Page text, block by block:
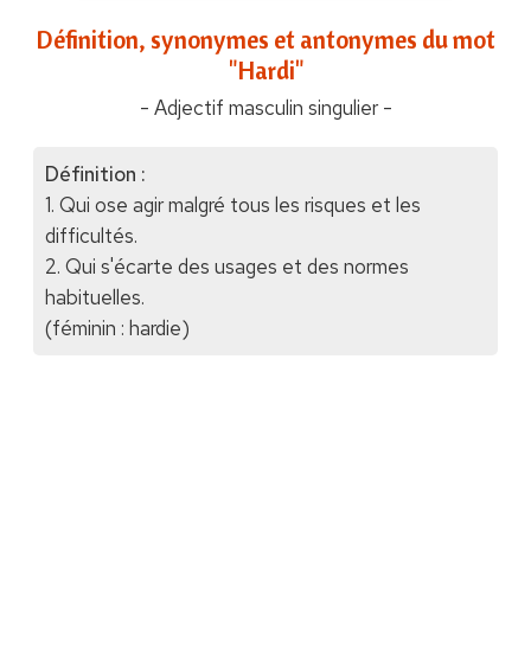
Définition, synonymes et antonymes du mot
"Hardi"
- Adjectif masculin singulier -
Définition :
1. Qui ose agir malgré tous les risques et les
difficultés.
2. Qui s'écarte des usages et des normes
habituelles.
(féminin : hardie)